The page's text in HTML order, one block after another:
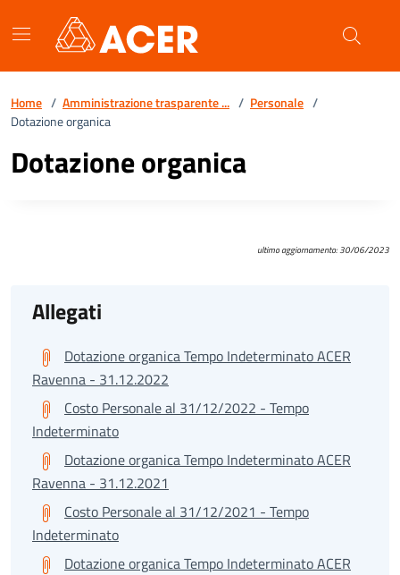
Home / Amministrazione trasparente ... / Personale /
Dotazione organica
Dotazione organica
ultimo aggiornamento: 30/06/2023
Allegati
Dotazione organica Tempo Indeterminato ACER
Ravenna - 31.12.2022
Costo Personale al 31/12/2022 - Tempo
Indeterminato
Dotazione organica Tempo Indeterminato ACER
Ravenna - 31.12.2021
Costo Personale al 31/12/2021 - Tempo
Indeterminato
Dotazione organica Tempo Indeterminato ACER